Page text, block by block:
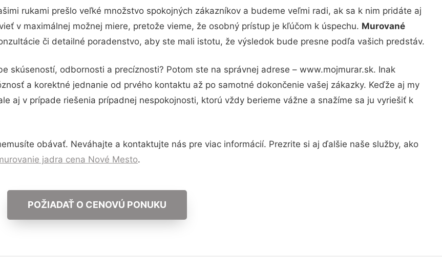
rukami prešlo veľké množstvo spokojných zákazníkov a budeme veľmi radi, ak sa k nim pridáte aj
v maximálnej možnej miere, pretože vieme, že osobný prístup je kľúčom k úspechu. Murované
či detailné poradenstvo, aby ste mali istotu, že výsledok bude presne podľa vašich predstáv.
skúseností, odbornosti a precíznosti? Potom ste na správnej adrese – www.mojmurar.sk. Inak
a korektné jednanie od prvého kontaktu až po samotné dokončenie vašej zákazky. Keďže aj my
aj v prípade riešenia prípadnej nespokojnosti, ktorú vždy berieme vážne a snažíme sa ju vyriešiť k
obávať. Neváhajte a kontaktujte nás pre viac informácií. Prezrite si aj ďalšie naše služby, ako
jadra cena Nové Mesto.
POŽIADAŤ O CENOVÚ PONUKU